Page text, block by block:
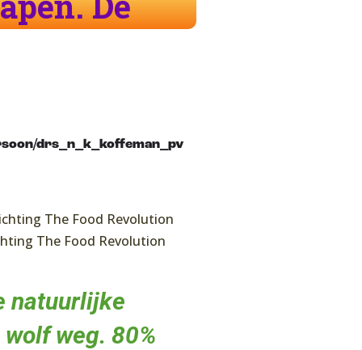
drs_n_k_koffeman_pv
The Food Revolution
The Food Revolution
natuurlijke
weg. 80%